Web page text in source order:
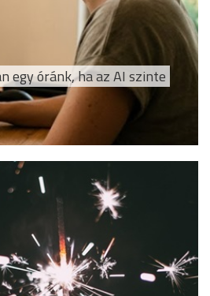
egy óránk, ha az AI szinte